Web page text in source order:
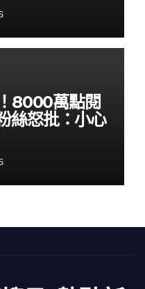
8000萬點閱
絲怒批：小心